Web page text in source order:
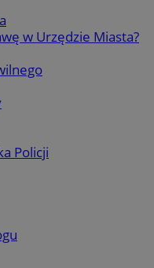
w Urzędzie Miasta?
Policji